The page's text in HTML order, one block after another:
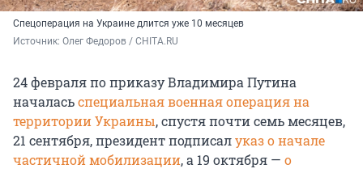
Спецоперация на Украине длится уже 10 месяцев
Источник: Олег Федоров / CHITA.RU
24 февраля по приказу Владимира Путина
началасьспециальная военная операция на
территории Украины, спустя почти семь месяцев,
21 сентября, президент подписалуказ о начале
частичной мобилизации, а 19 октября — о